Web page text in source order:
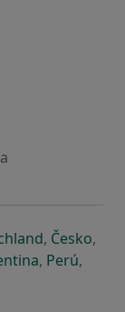
stránka
záložce
v nové záložce
se otevře v
, Českose
,
záložce
v nové
se otevře v
, Perúse
,